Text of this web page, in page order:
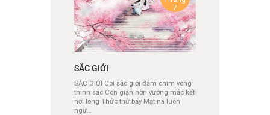
7
SẮC GIỚI
SẮC GIỚI Cõi sắc giới đắm chìm vòng
thinh sắc Còn giận hờn vướng mắc kết
nơi lòng Thức thứ bảy Mạt na luôn
ngự…